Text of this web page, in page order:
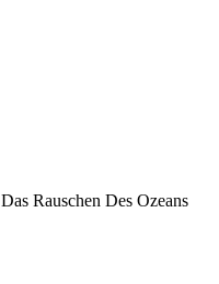
Das Rauschen Des Ozeans